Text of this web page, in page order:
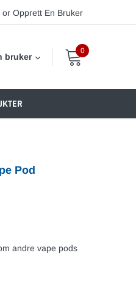
or Opprett En Bruker
bruker
0
Pod
andre vape pods